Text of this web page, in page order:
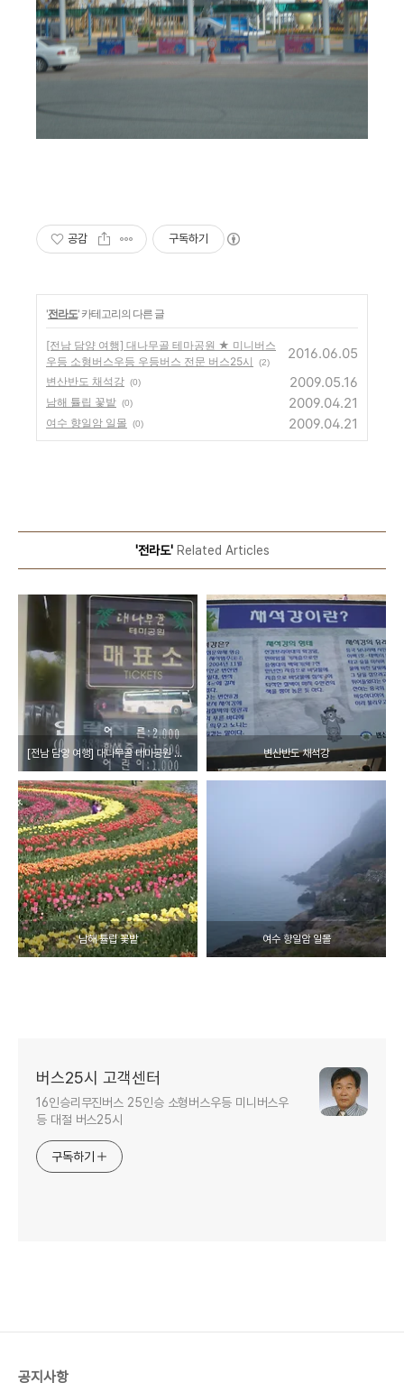
공감 구독하기
'전라도' 카테고리의 다른 글
[전남 담양 여행] 대나무골 테마공원 ★ 미니버스
우등 소형버스우등 우등버스 전문 버스25시
(2)
2016.06.05
변산반도 채석강 (0) 2009.05.16
남해 튤립 꽃밭 (0) 2009.04.21
여수 향일암 일몰 (0) 2009.04.21
'전라도'Related Articles
[전남 담양 여행] 대나무골 테마공원 ★ 미니버스우등 소형버스우등 우등버스 전문 버스25시 변산반도 채석강
남해 튤립 꽃밭 여수 향일암 일몰
버스25시 고객센터
16인승리무진버스 25인승 소형버스우등 미니버스우
등 대절 버스25시
구독하기
공지사항